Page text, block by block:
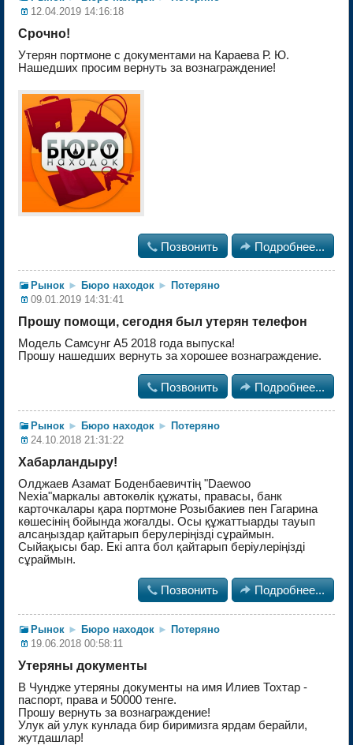
12.04.2019 14:16:18
Срочно!
Утерян портмоне с документами на Караева Р. Ю.
Нашедших просим вернуть за вознаграждение!
 Позвонить  Подробнее...
Рынок ► Бюро находок ► Потеряно
09.01.2019 14:31:41
Прошу помощи, сегодня был утерян телефон
Модель Самсунг А5 2018 года выпуска!
Прошу нашедших вернуть за хорошее вознаграждение.
 Позвонить  Подробнее...
Рынок ► Бюро находок ► Потеряно
24.10.2018 21:31:22
Хабарландыру!
Олджаев Азамат Боденбаевичтің "Daewoo
Nexia"маркалы автокөлік құжаты, правасы, банк
карточкалары қара портмоне Розыбакиев пен Гагарина
көшесінің бойында жоғалды. Осы құжаттыарды тауып
алсаңыздар қайтарып берулеріңізді сұраймын.
Сыйақысы бар. Екі апта бол қайтарып беріулеріңізді
сұраймын.
 Позвонить  Подробнее...
Рынок ► Бюро находок ► Потеряно
19.06.2018 00:58:11
Утеряны документы
В Чундже утеряны документы на имя Илиев Тохтар -
паспорт, права и 50000 тенге.
Прошу вернуть за вознаграждение!
Улук ай улук кунлада бир биримизга ярдам берайли,
жутдашлар!